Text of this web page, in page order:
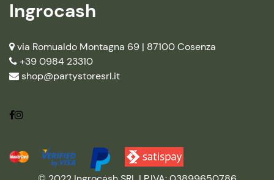
Ingrocash
via Romualdo Montagna 69 | 87100 Cosenza
+39 0984 23310
shop@partystoresrl.it